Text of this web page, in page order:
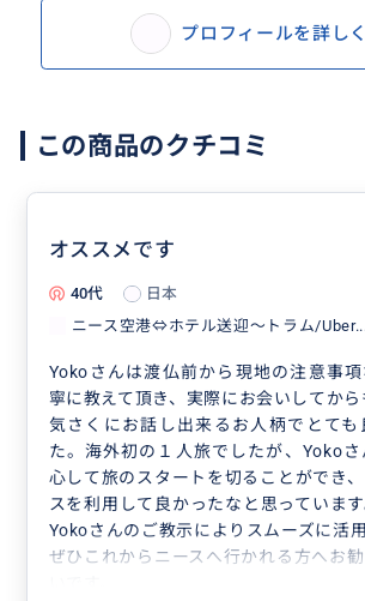
プロフィールを詳し
この商品のクチコミ
オススメです
40代
日本
ニース空港⇔ホテル送迎～トラム/
Yokoさんは渡仏前から現地の注意事
寧に教えて頂き、実際にお会いしてから
気さくにお話し出来るお人柄でとても
た。海外初の１人旅でしたが、Yoko
心して旅のスタートを切ることができ
スを利用して良かったなと思っていま
Yokoさんのご教示によりスムーズに活
ぜひこれからニースへ行かれる方へお